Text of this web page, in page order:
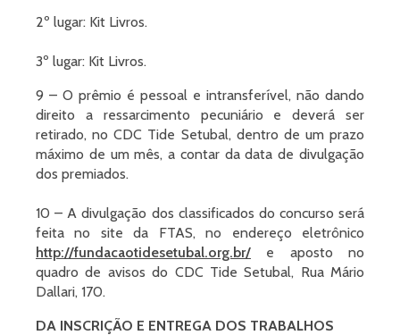
2º lugar: Kit Livros.
3º lugar: Kit Livros.
9 – O prêmio é pessoal e intransferível, não dando
direito a ressarcimento pecuniário e deverá ser
retirado, no CDC Tide Setubal, dentro de um prazo
máximo de um mês, a contar da data de divulgação
dos premiados.
10 – A divulgação dos classificados do concurso será
feita no site da FTAS, no endereço eletrônico
http://fundacaotidesetubal.org.br/ e aposto no
quadro de avisos do CDC Tide Setubal, Rua Mário
Dallari, 170.
DA INSCRIÇÃO E ENTREGA DOS TRABALHOS